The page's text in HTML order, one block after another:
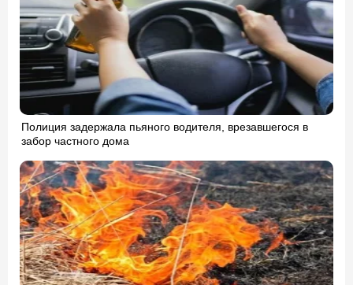
Полиция задержала пьяного водителя, врезавшегося в
забор частного дома